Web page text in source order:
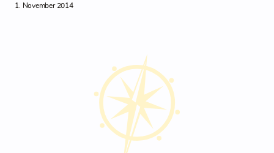
1. November 2014